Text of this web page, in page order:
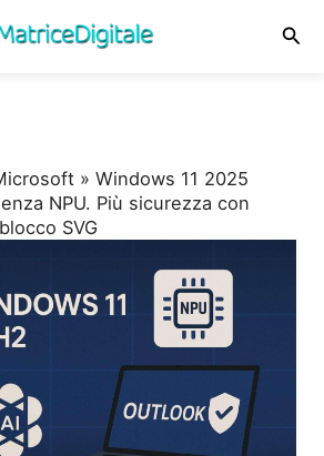
»Windows 11 2025
NPU. Più sicurezza con
SVG